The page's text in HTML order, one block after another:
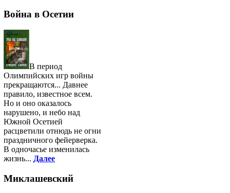
Война в Осетии
В период
Олимпийских игр войны
прекращаются... Давнее
правило, известное всем.
Но и оно оказалось
нарушено, и небо над
Южной Осетией
расцветили отнюдь не огни
праздничного фейерверка.
В одночасье изменилась
жизнь... Далее
Миклашевский